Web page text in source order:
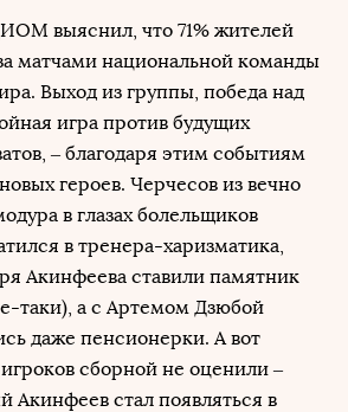
выяснил, что 71% жителей
матчами национальной команды
Выход из группы, победа над
игра против будущих
– благодаря этим событиям
героев. Черчесов из вечно
в глазах болельщиков
в тренера-харизматика,
Акинфеева ставили памятник
таки), а с Артемом Дзюбой
даже пенсионерки. А вот
сборной не оценили –
Акинфеев стал появляться в